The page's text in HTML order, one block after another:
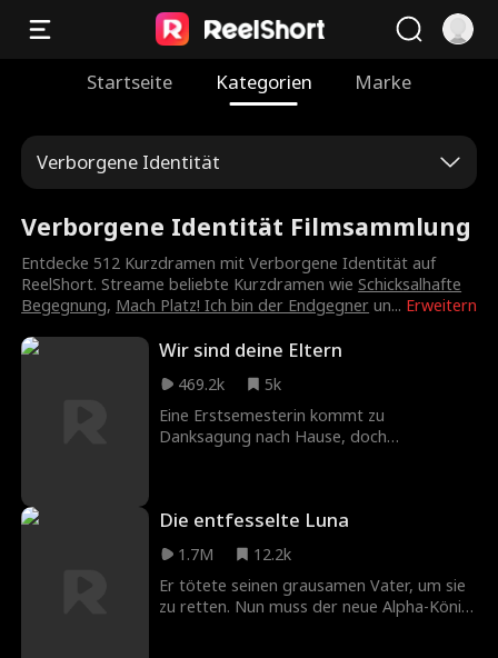
Startseite Kategorien Marke
Verborgene Identität
Verborgene Identität Filmsammlung
Erweitern
Entdecke 512 Kurzdramen mit Verborgene Identität auf
ReelShort. Streame beliebte Kurzdramen wieSchicksalhafte
Begegnung, Mach Platz! Ich bin der Endgegner un...
Wir sind deine Eltern
469.2k
5k
Eine Erstsemesterin kommt zu
Danksagung nach Hause, doch
Die entfesselte Luna
1.7M
12.2k
Er tötete seinen grausamen Vater, um sie
zu retten. Nun muss der neue Alpha-König